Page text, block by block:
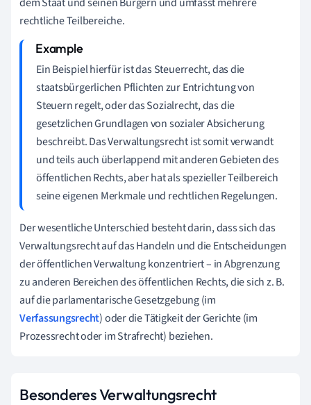
rechtliche Teilbereiche.
Ein Beispiel hierfür ist das Steuerrecht, das die
staatsbürgerlichen Pflichten zur Entrichtung von
Steuern regelt, oder das Sozialrecht, das die
gesetzlichen Grundlagen von sozialer Absicherung
beschreibt. Das Verwaltungsrecht ist somit verwandt
und teils auch überlappend mit anderen Gebieten des
öffentlichen Rechts, aber hat als spezieller Teilbereich
seine eigenen Merkmale und rechtlichen Regelungen.
Der wesentliche Unterschied besteht darin, dass sich das
Verwaltungsrecht auf das Handeln und die Entscheidungen
der öffentlichen Verwaltung konzentriert – in Abgrenzung
zu anderen Bereichen des öffentlichen Rechts, die sich z. B.
auf die parlamentarische Gesetzgebung (im
Verfassungsrecht) oder die Tätigkeit der Gerichte (im
Prozessrecht oder im Strafrecht) beziehen.
Besonderes Verwaltungsrecht